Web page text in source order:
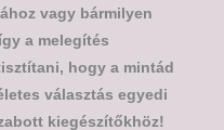
vagy bármilyen
a melegítés
hogy a mintád
választás egyedi
kiegészítőkhöz!